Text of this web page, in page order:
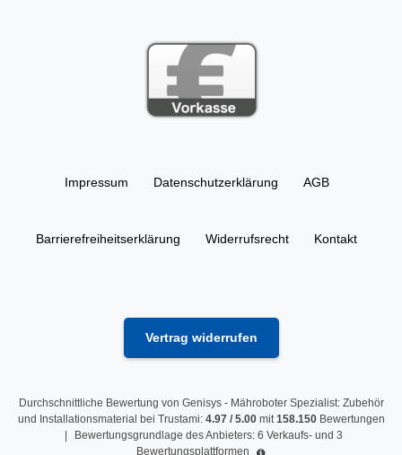
Impressum Daten­schutz­erklärung AGB
Barrierefreiheitserklärung Widerrufs­recht Kontakt
Vertrag widerrufen
Durchschnittliche Bewertung von Genisys - Mähroboter Spezialist: Zubehör
und Installationsmaterial bei Trustami: 4.97/ 5.00mit158.150 Bewertungen
Bewertungsgrundlage des Anbieters: 6 Verkaufs- und 3
Bewertungsplattformen